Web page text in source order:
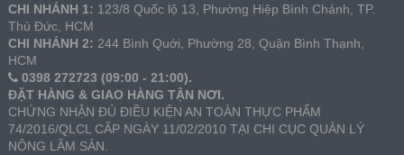
CHI NHÁNH 1: 123/8 Quốc lộ 13, Phường Hiệp Bình Chánh, TP.
Thủ Đức, HCM
CHI NHÁNH 2: 244 Bình Quới, Phường 28, Quận Bình Thạnh,
HCM
0398 272723 (09:00 - 21:00).
ĐẶT HÀNG & GIAO HÀNG TẬN NƠI.
CHỨNG NHẬN ĐỦ ĐIỀU KIỆN AN TOÀN THỰC PHẨM
74/2016/QLCL CẤP NGÀY 11/02/2010 TẠI CHI CỤC QUẢN LÝ
NÔNG LÂM SẢN.